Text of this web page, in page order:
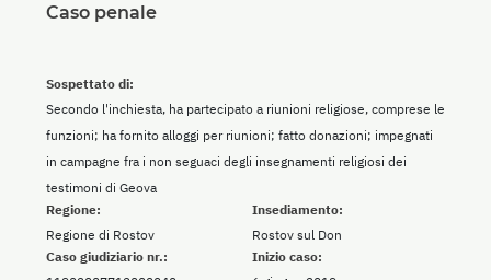
Caso penale
Regione:
Regione di Rostov
Insediamento:
Rostov sul Don
Sospettato di:
Secondo l'inchiesta, ha partecipato a riunioni religiose, comprese le
funzioni; ha fornito alloggi per riunioni; fatto donazioni; impegnati
in campagne fra i non seguaci degli insegnamenti religiosi dei
testimoni di Geova
Caso giudiziario nr.:
Inizio caso: